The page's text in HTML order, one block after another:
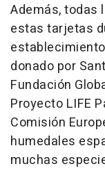
Además, todas
estas tarjetas
donado por
Fundación
Proyecto LIFE
Comisión
humedales
muchas